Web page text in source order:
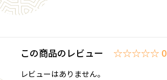
この商品のレビュー ☆☆☆☆☆ 0
レビューはありません。